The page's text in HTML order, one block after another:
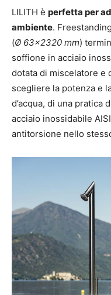
LILITH è perfetta per
ambiente.
(Ø 63×2320 mm)
soffione in acciaio
dotata di miscelatore e
scegliere la potenza e
d’acqua, di una pratica
acciaio inossidabile
antitorsione nello